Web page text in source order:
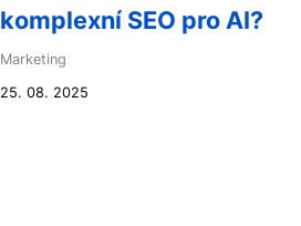
komplexní SEO pro AI?
Marketing
25. 08. 2025